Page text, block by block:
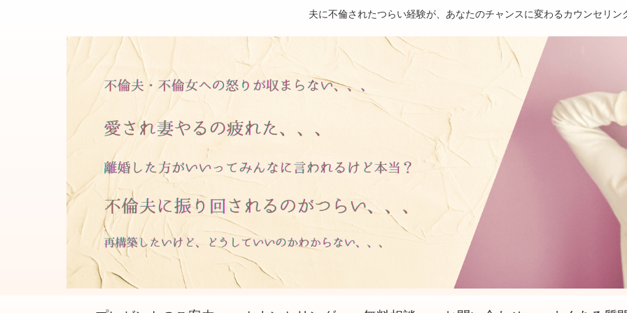
夫に不倫されたつらい経験が、あなたのチャンスに変わるカウンセリン